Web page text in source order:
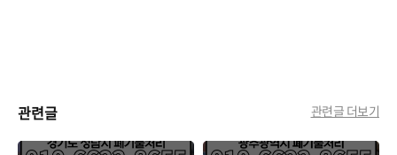
관련글 관련글 더보기